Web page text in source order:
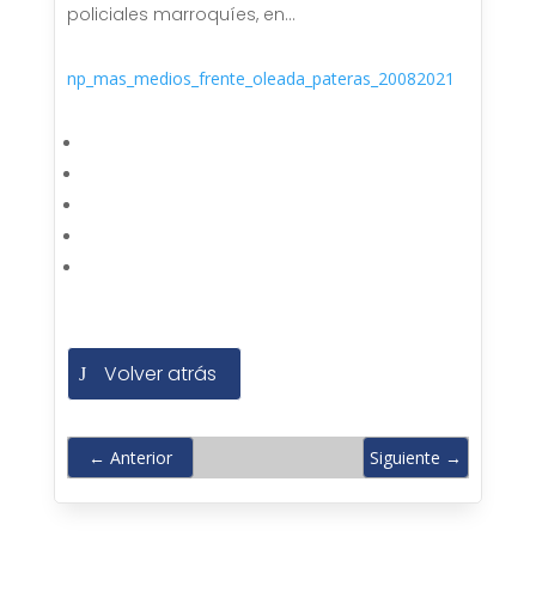
policiales marroquíes, en...
np_mas_medios_frente_oleada_pateras_20082021
Volver atrás
← Anterior Siguiente →